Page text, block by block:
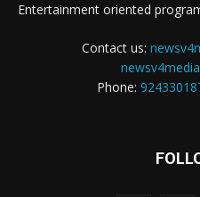
Entertainment oriented
Contact us:
Phone: